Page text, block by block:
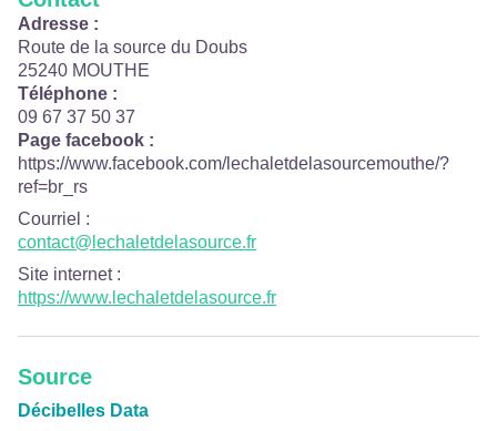
Adresse :
Route de la source du Doubs
25240 MOUTHE
Téléphone :
09 67 37 50 37
Page facebook :
https://www.facebook.com/lechaletdelasourcemouthe/?
ref=br_rs
Courriel :
contact@lechaletdelasource.fr
Site internet:
https://www.lechaletdelasource.fr
Source
Décibelles Data